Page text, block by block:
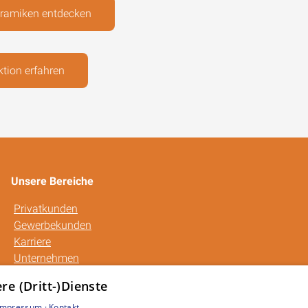
entdecken
erfahren
Unsere Bereiche
Privatkunden
Gewerbekunden
Karriere
Unternehmen
(Dritt-)Dienste